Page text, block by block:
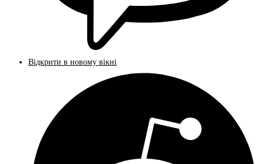
Відкрити в новому вікні